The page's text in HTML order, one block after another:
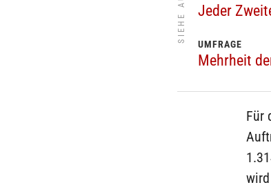
Jeder
UMFRAGE
Mehrheit
Für